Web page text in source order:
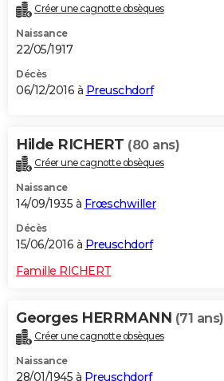
Créer une cagnotte obsèques
Naissance
22/05/1917
Décès
06/12/2016 à Preuschdorf
Hilde RICHERT (80 ans)
Créer une cagnotte obsèques
Naissance
14/09/1935 à Frœschwiller
Décès
15/06/2016 à Preuschdorf
Famille RICHERT
Georges HERRMANN (71 ans)
Créer une cagnotte obsèques
Naissance
28/01/1945 à Preuschdorf